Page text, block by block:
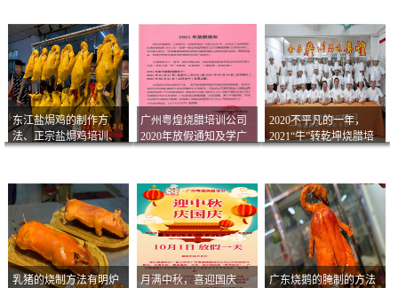
东江盐焗鸡的制作方
法、正宗盐焗鸡培训、
广州粤煌烧腊培训公司
2020年放假通知及学广
2020不平凡的一年，
2021“牛”转乾坤烧腊培
乳猪的烧制方法有明炉
月满中秋，喜迎国庆
广东烧鹅的腌制的方法